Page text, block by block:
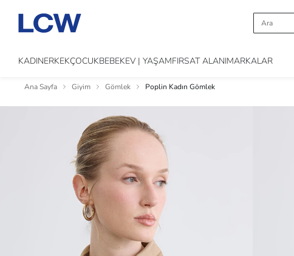
KADINERKEKÇOCUKBEBEKEV | YAŞAMFIRSAT ALANIMARKALAR
Ana Sayfa Giyim Gömlek Poplin Kadın Gömlek